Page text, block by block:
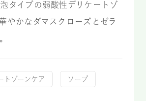
タイプの弱酸性デリケートゾ
やかなダマスクローズとゼラ
トゾーンケア ソープ